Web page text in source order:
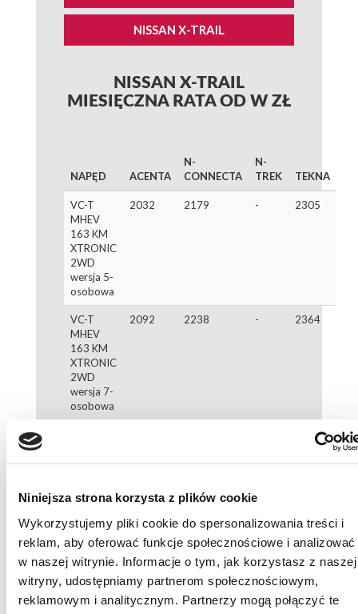
Niniejsza strona korzysta z plików cookie
Wykorzystujemy pliki cookie do spersonalizowania treści i
reklam, aby oferować funkcje społecznościowe i
w naszej witrynie. Informacje o tym, jak korzystasz z naszej
witryny, udostępniamy partnerom społecznościowym,
reklamowym i analitycznym. Partnerzy mogą połączyć te
NISSAN X-TRAIL
NISSAN X-TRAIL
MIESIĘCZNA RATA OD W ZŁ
NAPĘD ACENTA
N-
CONNECTA
N-
TREK
TEKNA
VC-T
MHEV
163 KM
XTRONIC
2WD
wersja 5-
osobowa
2032 2179 - 2305
VC-T
MHEV
163 KM
XTRONIC
2WD
wersja 7-
osobowa
2092 2238 - 2364
204 KM
osobowa
2484
e-
POWER
213 KM
e-4ORCE
wersja 5-
osobowa
- 2477 2520 2603